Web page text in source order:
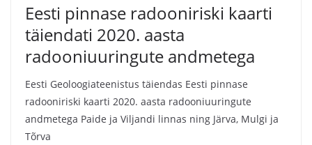
Eesti pinnase radooniriski kaarti
täiendati 2020. aasta
radooniuuringute andmetega
Eesti Geoloogiateenistus täiendas Eesti pinnase
radooniriski kaarti 2020. aasta radooniuuringute
andmetega Paide ja Viljandi linnas ning Järva, Mulgi ja
Tõrva